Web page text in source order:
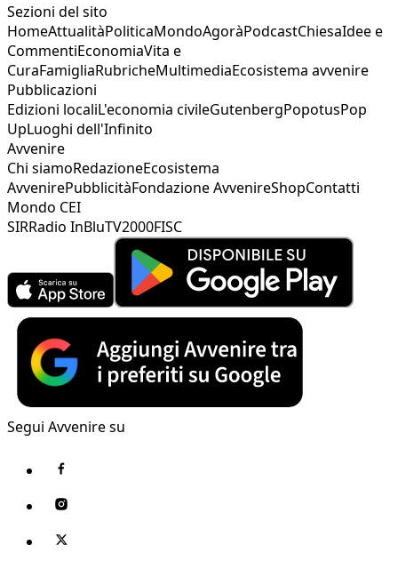
Sezioni del sito
HomeAttualitàPoliticaMondoAgoràPodcastChiesaIdee e
CommentiEconomiaVita e
CuraFamigliaRubricheMultimediaEcosistema avvenire
Pubblicazioni
Edizioni localiL'economia civileGutenbergPopotusPop
UpLuoghi dell'Infinito
Avvenire
Chi siamoRedazioneEcosistema
AvvenirePubblicitàFondazione AvvenireShopContatti
Mondo CEI
SIRRadio InBluTV2000FISC
Segui Avvenire su